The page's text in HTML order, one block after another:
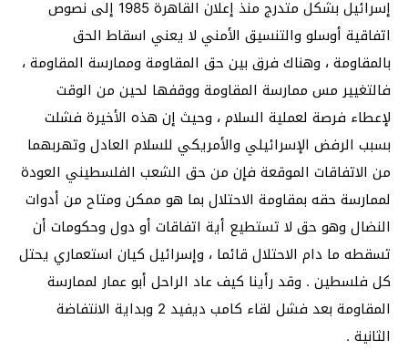
إسرائيل بشكل متدرج منذ إعلان القاهرة 1985 إلى نصوص
اتفاقية أوسلو والتنسيق الأمني لا يعني اسقاط الحق
بالمقاومة ، وهناك فرق بين حق المقاومة وممارسة المقاومة ،
فالتغيير مس ممارسة المقاومة ووقفها لحين من الوقت
لإعطاء فرصة لعملية السلام ، وحيث إن هذه الأخيرة فشلت
بسبب الرفض الإسرائيلي والأمريكي للسلام العادل وتهربهما
من الاتفاقات الموقعة فإن من حق الشعب الفلسطيني العودة
لممارسة حقه بمقاومة الاحتلال بما هو ممكن ومتاح من أدوات
النضال وهو حق لا تستطيع أية اتفاقات أو دول وحكومات أن
تسقطه ما دام الاحتلال قائما ، وإسرائيل كيان استعماري يحتل
كل فلسطين . وقد رأينا كيف عاد الراحل أبو عمار لممارسة
المقاومة بعد فشل لقاء كامب ديفيد 2 وبداية الانتفاضة
الثانية .